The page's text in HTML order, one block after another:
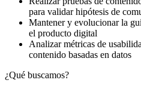
para validar hipótesis de
Mantener y evolucionar la
el producto digital
Analizar métricas de
contenido basadas en datos
¿Qué buscamos?